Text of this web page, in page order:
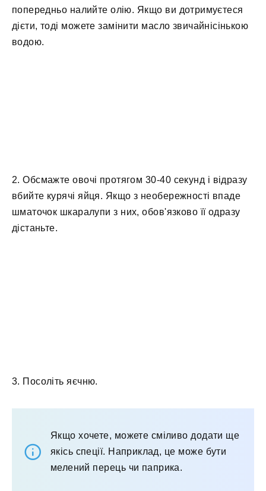
попередньо налийте олію. Якщо ви дотримуєтеся
дієти, тоді можете замінити масло звичайнісінькою
водою.
2. Обсмажте овочі протягом 30-40 секунд і відразу
вбийте курячі яйця. Якщо з необережності впаде
шматочок шкаралупи з них, обов'язково її одразу
дістаньте.
3. Посоліть яєчню.
Якщо хочете, можете сміливо додати ще
якісь спеції. Наприклад, це може бути
мелений перець чи паприка.